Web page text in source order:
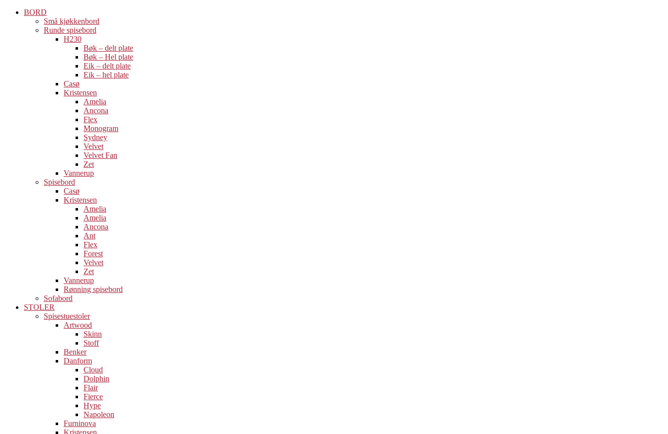
BORD
Små kjøkkenbord
Runde spisebord
H230
Bøk – delt plate
Bøk – Hel plate
Eik – delt plate
Eik – hel plate
Casø
Kristensen
Amelia
Ancona
Flex
Monogram
Sydney
Velvet
Velvet Fan
Zet
Vannerup
Spisebord
Casø
Kristensen
Amelia
Amelia
Ancona
Ant
Flex
Forest
Velvet
Zet
Vannerup
Rønning spisebord
Sofabord
STOLER
Spisestuestoler
Artwood
Skinn
Stoff
Benker
Danform
Cloud
Dolphin
Flair
Fierce
Hype
Napoleon
Furninova
Kristensen